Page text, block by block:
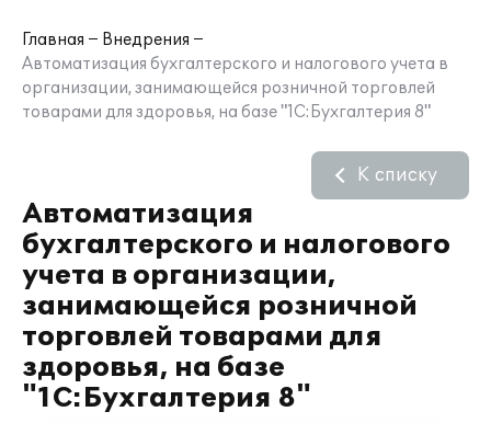
Главная
Внедрения
Автоматизация бухгалтерского и налогового учета в
организации, занимающейся розничной торговлей
товарами для здоровья, на базе "1С:Бухгалтерия 8"
Автоматизация
бухгалтерского и налогового
учета в организации,
занимающейся розничной
торговлей товарами для
здоровья, на базе
"1С:Бухгалтерия 8"
К списку